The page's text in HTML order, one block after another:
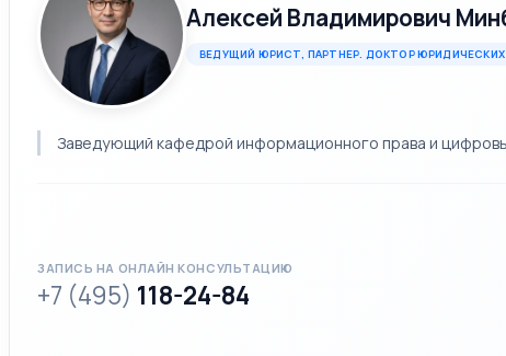
Алексей Владимирович
ВЕДУЩИЙ ЮРИСТ, ПАРТНЕР. ДОКТОР ЮРИДИЧЕСКИХ
Заведующий кафедрой информационного права и
ЗАПИСЬ НА ОНЛАЙН КОНСУЛЬТАЦИЮ
+7 (495) 118-24-84